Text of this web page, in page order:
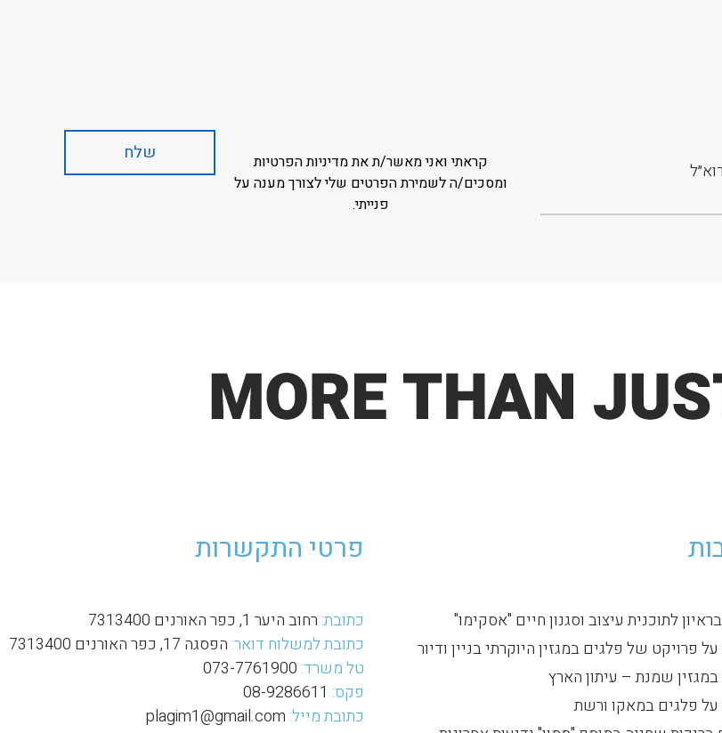
קראתי ואני מאשר/ת את מדיניות הפרטיות
ומסכים/ה לשמירת הפרטים שלי לצורך מענה על
פנייתי.
לתוכנית עיצוב וסגנון חיים "אסקימו"
פרויקט של פלגים במגזין היוקרתי בניין ודיור
שמנת – עיתון הארץ
פלגים במאקו ורשת
פרטי התקשרות
כתובת: רחוב היער 1, כפר האורנים 7313400
כתובת למשלוח דואר: הפסגה 17, כפר האורנים 7313400
טל משרד: 073-7761900
פקס:
כתובת מייל: plagim1@gmail.com